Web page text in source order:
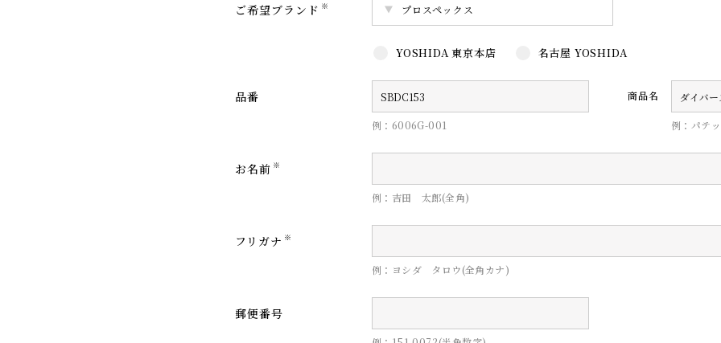
ご希望ブランド ※
YOSHIDA 東京本店 名古屋 YOSHIDA
品番
例：6006G-001
商品名
例：パテ
お名前 ※
例：吉田 太郎(全角)
フリガナ ※
例：ヨシダ タロウ(全角カナ)
郵便番号